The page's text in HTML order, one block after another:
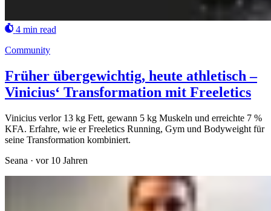
4 min read
Community
Früher übergewichtig, heute athletisch –
Vinicius‘ Transformation mit Freeletics
Vinicius verlor 13 kg Fett, gewann 5 kg Muskeln und erreichte 7 %
KFA. Erfahre, wie er Freeletics Running, Gym und Bodyweight für
seine Transformation kombiniert.
Seana · vor 10 Jahren